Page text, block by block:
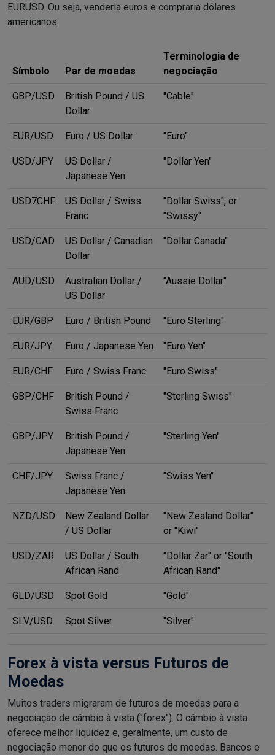
EURUSD. Ou seja, venderia euros e compraria dólares
americanos.
Símbolo Par de moedas
Terminologia de
negociação
GBP/USD
British Pound / US
Dollar
"Cable"
EUR/USD Euro / US Dollar "Euro"
USD/JPY
US Dollar /
Japanese Yen
"Dollar Yen"
USD7CHF
US Dollar / Swiss
Franc
"Dollar Swiss", or
"Swissy"
USD/CAD
US Dollar / Canadian
Dollar
"Dollar Canada"
AUD/USD
Australian Dollar /
US Dollar
"Aussie Dollar"
EUR/GBP Euro / British Pound "Euro Sterling"
EUR/JPY Euro / Japanese Yen "Euro Yen"
EUR/CHF Euro / Swiss Franc "Euro Swiss"
GBP/CHF
British Pound /
Swiss Franc
"Sterling Swiss"
GBP/JPY
British Pound /
Japanese Yen
"Sterling Yen"
CHF/JPY
Swiss Franc /
Japanese Yen
"Swiss Yen"
NZD/USD
New Zealand Dollar
/ US Dollar
"New Zealand Dollar"
or "Kiwi"
USD/ZAR
US Dollar / South
African Rand
"Dollar Zar" or "South
African Rand"
GLD/USD Spot Gold "Gold"
SLV/USD Spot Silver "Silver"
Forex à vista versus Futuros de
Moedas
Muitos traders migraram de futuros de moedas para a
negociação de câmbio à vista ("forex"). O câmbio à vista
oferece melhor liquidez e, geralmente, um custo de
negociação menor do que os futuros de moedas. Bancos e